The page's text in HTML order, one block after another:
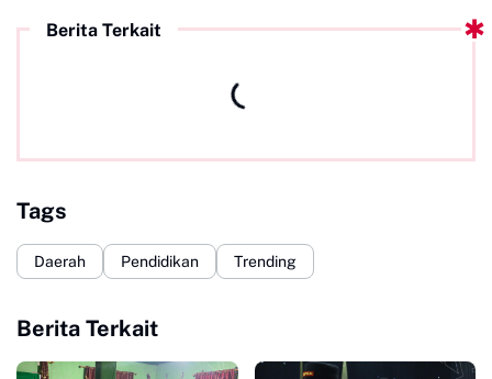
Berita Terkait
Tags
Daerah Pendidikan Trending
Berita Terkait